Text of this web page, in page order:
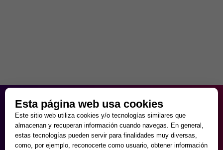
de Lunes a Viernes
9:30 - 20:00
Sábados
10:00 - 14:00 y 17:00 - 20:00
Domingos cerrado.
Esta página web usa cookies
Este sitio web utiliza cookies y/o tecnologías similares que
almacenan y recuperan información cuando navegas. En general,
estas tecnologías pueden servir para finalidades muy diversas,
como, por ejemplo, reconocerte como usuario, obtener información